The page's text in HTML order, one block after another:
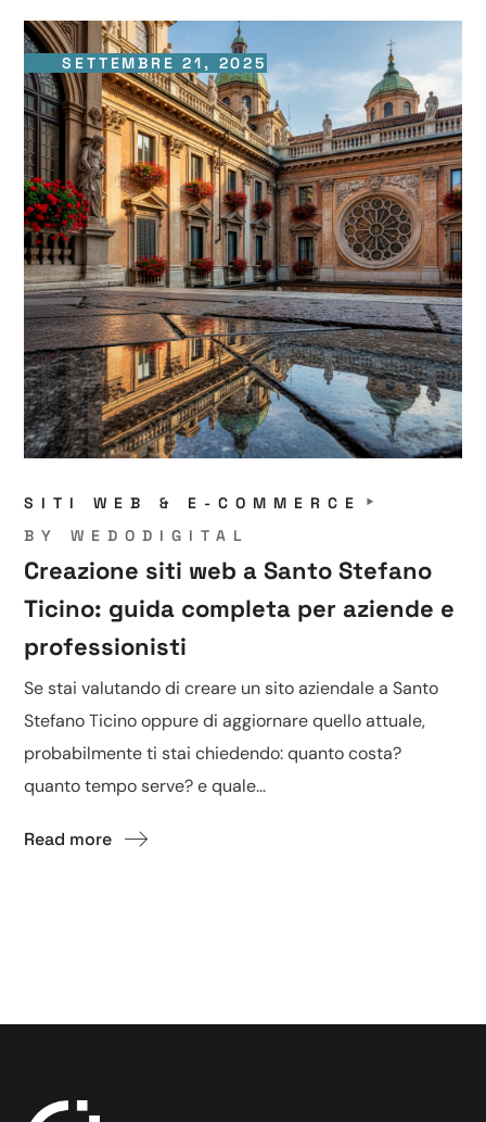
SETTEMBRE 21, 2025
SITI WEB & E-COMMERCE
BYWEDODIGITAL
Creazione siti web a Santo Stefano
Ticino: guida completa per aziende e
professionisti
Se stai valutando di creare un sito aziendale a Santo
Stefano Ticino oppure di aggiornare quello attuale,
probabilmente ti stai chiedendo: quanto costa?
quanto tempo serve? e quale...
Read more